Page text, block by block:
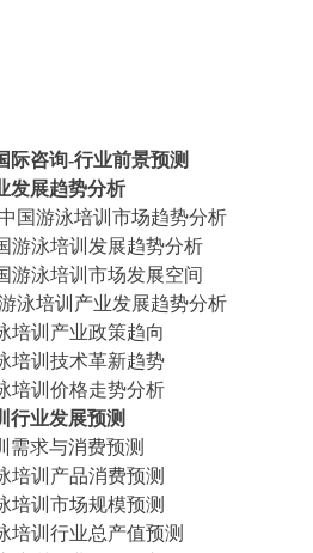
际咨询-行业前景预测
发展趋势分析
国游泳培训市场趋势分析
游泳培训发展趋势分析
游泳培训市场发展空间
泳培训产业发展趋势分析
培训产业政策趋向
培训技术革新趋势
培训价格走势分析
行业发展预测
需求与消费预测
培训产品消费预测
培训市场规模预测
培训行业总产值预测